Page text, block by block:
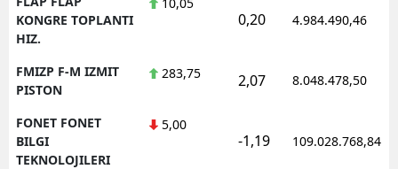
KONGRE TOPLANTI
HIZ.
0,20 4.984.490,46
FMIZP F-M IZMIT
PISTON
283,75 2,07 8.048.478,50
FONET FONET
BILGI
TEKNOLOJILERI
5,00
-1,19 109.028.768,84